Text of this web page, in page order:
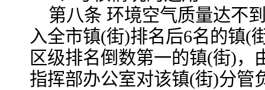
第八条 环境空气质量达不
入全市镇(街)排名后6名的镇(
区级排名倒数第一的镇(街)
指挥部办公室对该镇(街)分管